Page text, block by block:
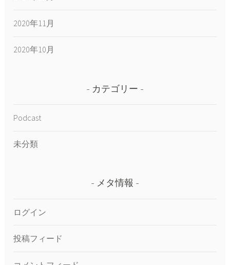
2020年11月
2020年10月
カテゴリー
Podcast
未分類
メタ情報
ログイン
投稿フィード